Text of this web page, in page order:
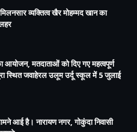
व्यक्तित्व खैर मोहम्मद खान का
मतदाताओं को दिए गए महत्वपूर्ण
स्थित जवाहेरल उलूम उर्दू स्कूल में 5 जुलाई
आई है। नारायण नगर, गोकुंदा निवासी